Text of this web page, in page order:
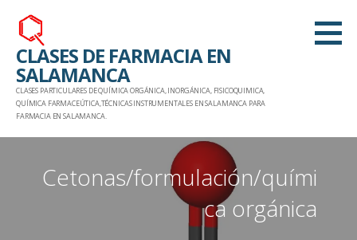
Saltar
contenido
CLASES DE FARMACIA EN
SALAMANCA
CLASES PARTICULARES DE QUÍMICA ORGÁNICA, INORGÁNICA, FISICOQUIMICA,
QUÍMICA FARMACEÚTICA,TÉCNICAS INSTRUMENTALES EN SALAMANCA PARA
FARMACIA EN SALAMANCA.
Cetonas/formulación/quími
ca orgánica